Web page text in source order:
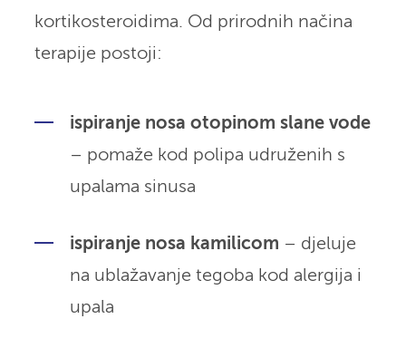
kortikosteroidima. Od prirodnih načina
terapije postoji:
ispiranje nosa otopinom slane vode
– pomaže kod polipa udruženih s
upalama sinusa
ispiranje nosa kamilicom – djeluje
na ublažavanje tegoba kod alergija i
upala